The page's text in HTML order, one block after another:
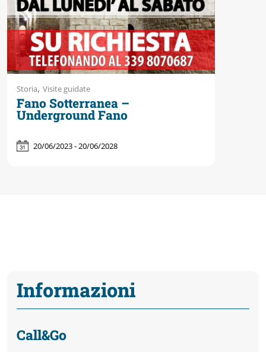
Storia, Visite guidate
Fano Sotterranea –
Underground Fano
20/06/2023 - 20/06/2028
Informazioni
Call&Go